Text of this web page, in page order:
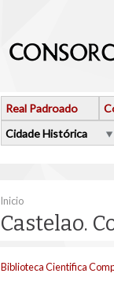
Real Padroado
Cidade Histórica
Vostede está aquí
Inicio
Castelao.
Biblioteca Cientifica